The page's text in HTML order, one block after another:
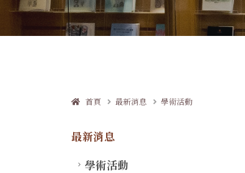
首頁 最新消息 學術活動
最新消息
學術活動